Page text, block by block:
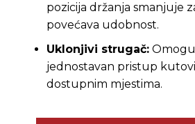
pozicija držanja smanjuje
povećava udobnost.
Uklonjivi strugač:
jednostavan pristup
dostupnim mjestima.